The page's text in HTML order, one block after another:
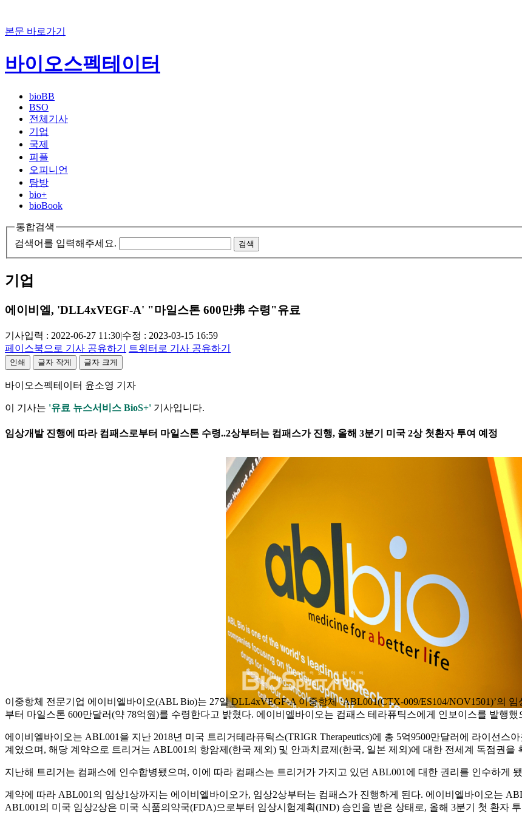
본문 바로가기
바이오스펙테이터
bioBB
BSO
전체기사
기업
국제
피플
오피니언
탐방
bio+
bioBook
통합검색
검색어를 입력해주세요.
검색
기업
에이비엘, 'DLL4xVEGF-A' "마일스톤 600만弗 수령"유료
기사입력 : 2022-06-27 11:30|수정 : 2023-03-15 16:59
페이스북으로 기사 공유하기
트위터로 기사 공유하기
인쇄 글자 작게 글자 크게
바이오스펙테이터 윤소영 기자
이 기사는 '유료 뉴스서비스 BioS+' 기사입니다.
임상개발 진행에 따라 컴패스로부터 마일스톤 수령..2상부터는 컴패스가 진행, 올해 3분기 미국 2상 첫환자 투여 예정
이중항체 전문기업 에이비엘바이오(ABL Bio)는 27일 DLL4xVEGF-A 이중항체 ‘ABL001(CTX-009/ES104/NOV1501)’의
부터 마일스톤 600만달러(약 78억원)를 수령한다고 밝혔다. 에이비엘바이오는 컴패스 테라퓨틱스에게 인보이스를 발행
에이비엘바이오는 ABL001을 지난 2018년 미국 트리거테라퓨틱스(TRIGR Therapeutics)에 총 5억9500만달러에 라이선스
계였으며, 해당 계약으로 트리거는 ABL001의 항암제(한국 제외) 및 안과치료제(한국, 일본 제외)에 대한 전세계 독점권을
지난해 트리거는 컴패스에 인수합병됐으며, 이에 따라 컴패스는 트리거가 가지고 있던 ABL001에 대한 권리를 인수하게
계약에 따라 ABL001의 임상1상까지는 에이비엘바이오가, 임상2상부터는 컴패스가 진행하게 된다. 에이비엘바이오는
ABL001의 미국 임상2상은 미국 식품의약국(FDA)으로부터 임상시험계획(IND) 승인을 받은 상태로, 올해 3분기 첫 환자